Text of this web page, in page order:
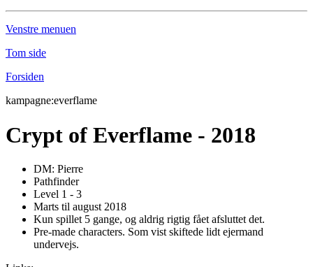
Venstre menuen
Tom side
Forsiden
kampagne:everflame
Crypt of Everflame - 2018
DM: Pierre
Pathfinder
Level 1 - 3
Marts til august 2018
Kun spillet 5 gange, og aldrig rigtig fået afsluttet det.
Pre-made characters. Som vist skiftede lidt ejermand
undervejs.